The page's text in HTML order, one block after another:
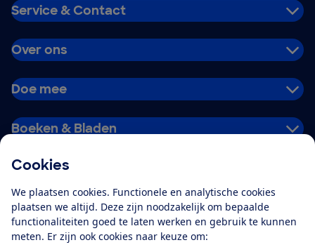
Cookies
We plaatsen cookies. Functionele en analytische cookies
plaatsen we altijd. Deze zijn noodzakelijk om bepaalde
functionaliteiten goed te laten werken en gebruik te kunnen
meten. Er zijn ook cookies naar keuze om:
Service & Contact
Over ons
Doe mee
Boeken & Bladen
Alles over de